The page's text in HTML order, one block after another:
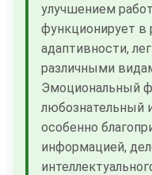
улучшением
функционирует
адаптивности,
различными
Эмоциональный
любознательный
особенно
информацией,